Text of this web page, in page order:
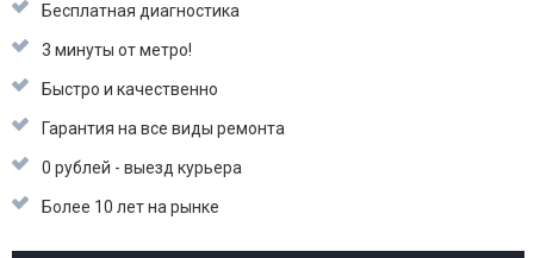
Бесплатная диагностика
3 минуты от метро!
Быстро и качественно
Гарантия на все виды ремонта
0 рублей - выезд курьера
Более 10 лет на рынке